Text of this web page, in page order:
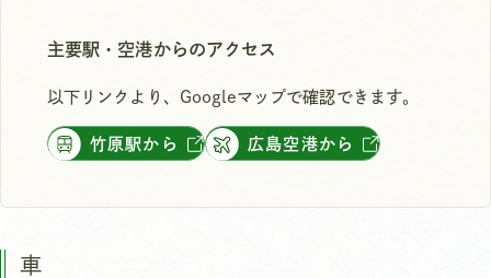
主要駅・空港からのアクセス
以下リンクより、Googleマップで確認できます。
竹原駅から 広島空港から
車